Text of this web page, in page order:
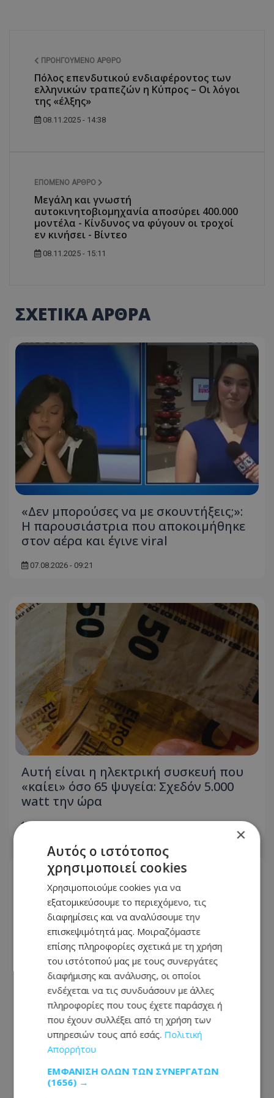
ΠΡΟΗΓΟΎΜΕΝΟ ΆΡΘΡΟ
Πόλος επενδυτικού ενδιαφέροντος των
ελληνικών τραπεζών η Κύπρος – Οι λόγοι
της «έλξης»
08.11.2025 - 14:38
ΕΠΌΜΕΝΟ ΆΡΘΡΟ
Μεγάλη και γνωστή
αυτοκινητοβιομηχανία αποσύρει 400.000
μοντέλα - Κίνδυνος να φύγουν οι τροχοί
εν κινήσει - Βίντεο
08.11.2025 - 15:11
ΣΧΕΤΙΚΑ ΑΡΘΡΑ
«Δεν μπορούσες να με σκουντήξεις;»:
Η παρουσιάστρια που αποκοιμήθηκε
στον αέρα και έγινε viral
07.08.2026 - 09:21
Αυτή είναι η ηλεκτρική συσκευή που
«καίει» όσο 65 ψυγεία: Σχεδόν 5.000
watt την ώρα
Νοσηλευτής ακινητοποίησε βίαιο
ασθενή με λαβές ζίου-ζίτσου στην
06.08.2026 - 19:25
×
Αυτός ο ιστότοπος
χρησιμοποιεί cookies
Χρησιμοποιούμε cookies για να
εξατομικεύσουμε το περιεχόμενο, τις
διαφημίσεις και να αναλύσουμε την
επισκεψιμότητά μας. Μοιραζόμαστε
επίσης πληροφορίες σχετικά με τη χρήση
του ιστότοπού μας με τους συνεργάτες
διαφήμισης και ανάλυσης, οι οποίοι
ενδέχεται να τις συνδυάσουν με άλλες
πληροφορίες που τους έχετε παράσχει ή
που έχουν συλλέξει από τη χρήση των
υπηρεσιών τους από εσάς. Πολιτική
Απορρήτου
ΕΜΦΆΝΙΣΗ ΌΛΩΝ ΤΩΝ ΣΥΝΕΡΓΑΤΏΝ
(1656) →